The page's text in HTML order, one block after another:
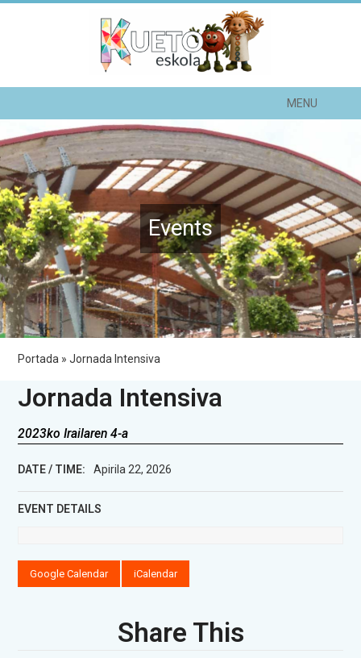
MENU
Events
Portada »Jornada Intensiva
Jornada Intensiva
2023ko Irailaren 4-a
DATE / TIME: Apirila 22, 2026
EVENT DETAILS
Google Calendar iCalendar
Share This